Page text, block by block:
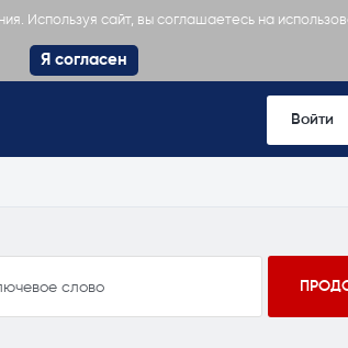
Используя сайт, вы соглашаетесь на
Я согласен
Войти